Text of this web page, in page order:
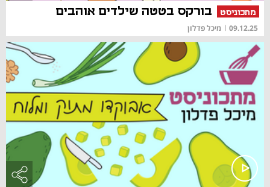
מתכוניסט בורקס בטטה שילדים אוהבים
09.12.25
| מיכל פדלון